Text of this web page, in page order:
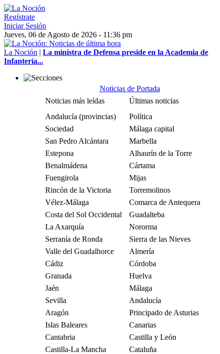
Regístrate
Iniciar Sesión
Jueves, 06 de Agosto de 2026 - 11:36 pm
La Noción | La ministra de Defensa preside en la Academia de
Infantería...
Noticias de Portada
Noticias más leídas
Últimas noticias
Andalucía (provincias)
Política
Sociedad
Málaga capital
San Pedro Alcántara
Marbella
Estepona
Alhaurín de la Torre
Benalmádena
Cártama
Fuengirola
Mijas
Rincón de la Victoria
Torremolinos
Vélez-Málaga
Comarca de Antequera
Costa del Sol Occidental
Guadalteba
La Axarquía
Nororma
Serranía de Ronda
Sierra de las Nieves
Valle del Guadalhorce
Almería
Cádiz
Córdoba
Granada
Huelva
Jaén
Málaga
Sevilla
Andalucía
Aragón
Principado de Asturias
Islas Baleares
Canarias
Cantabria
Castilla y León
Castilla-La Mancha
Cataluña